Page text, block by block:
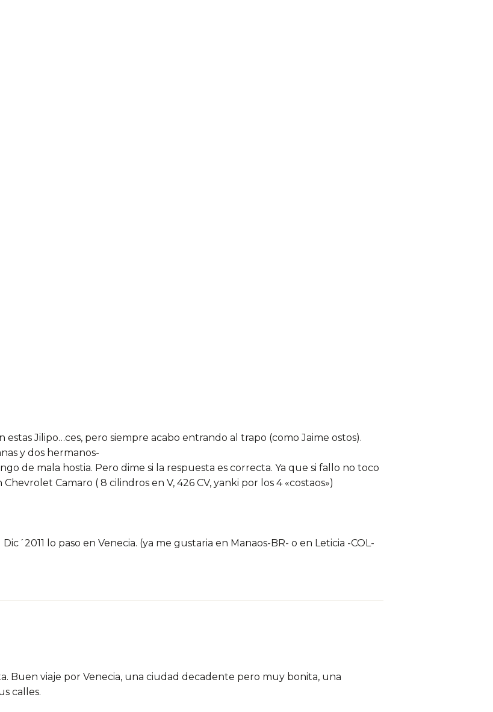
Jilipo…ces, pero siempre acabo entrando al trapo (como Jaime ostos).
y dos hermanos-
de mala hostia. Pero dime si la respuesta es correcta. Ya que si fallo no toco
Camaro ( 8 cilindros en V, 426 CV, yanki por los 4 «costaos»)
lo paso en Venecia. (ya me gustaria en Manaos-BR- o en Leticia -COL-
Buen viaje por Venecia, una ciudad decadente pero muy bonita, una
calles.